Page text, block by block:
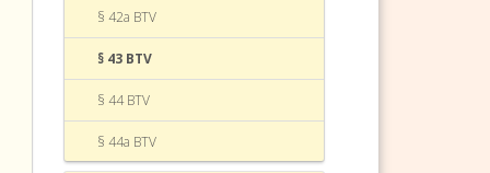
§ 42a BTV
§ 43 BTV
§ 44 BTV
§ 44a BTV